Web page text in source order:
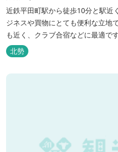
近鉄平田町駅から徒歩10分と駅近
ジネスや買物にとても便利な立地
も近く、クラブ合宿などに最適です
北勢